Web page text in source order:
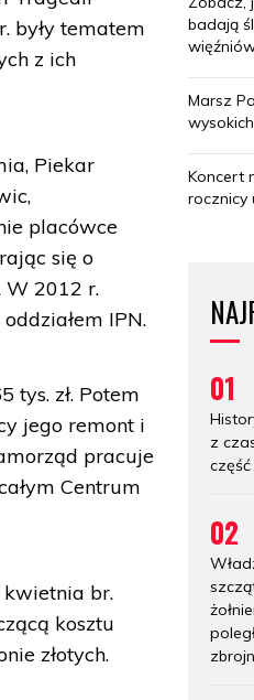
były tematem
z ich
Piekar
placówce
się o
W 2012 r.
IPN.
tys. zł. Potem
jego remont i
pracuje
Centrum
kwietnia br.
kosztu
złotych.
badają
Marsz
Koncert
rocznicy
01
z
02